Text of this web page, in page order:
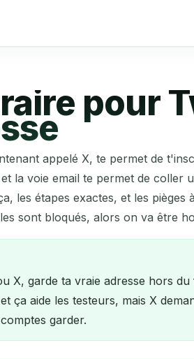
pour
appelé X, te permet de
la voie email te permet de
les étapes exactes, et les
sont bloqués, alors on va être
X, garde ta vraie adresse hors
ça aide les testeurs, mais X
garder.